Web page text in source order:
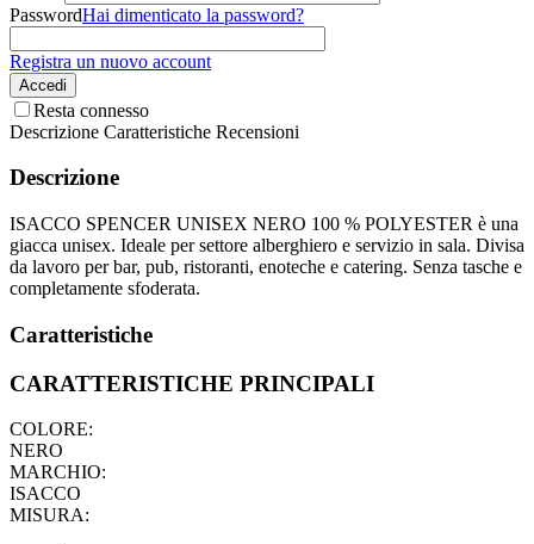
PasswordHai dimenticato la password?
Registra un nuovo account
Accedi
Resta connesso
Descrizione Caratteristiche Recensioni
Descrizione
ISACCO SPENCER UNISEX NERO 100 % POLYESTER è una
giacca unisex. Ideale per settore alberghiero e servizio in sala. Divisa
da lavoro per bar, pub, ristoranti, enoteche e catering. Senza tasche e
completamente sfoderata.
Caratteristiche
CARATTERISTICHE PRINCIPALI
COLORE:
NERO
MARCHIO:
ISACCO
MISURA: